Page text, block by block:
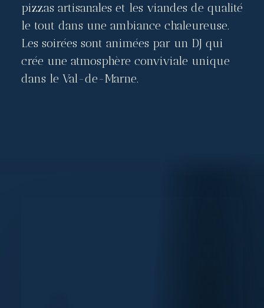
pizzas artisanales et les viandes de qualité
le tout dans une ambiance chaleureuse.
Les soirées sont animées par un DJ qui
crée une atmosphère conviviale unique
dans le Val-de-Marne.